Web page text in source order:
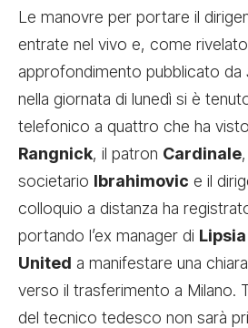
Le manovre per portare il
entrate nel vivo e, come
approfondimento pubblicato da
nella giornata di lunedì si è
telefonico a quattro che ha
Rangnick, il patron Cardinale
societario Ibrahimovic e il
colloquio a distanza ha
portando l’ex manager di Lipsia
United a manifestare una
verso il trasferimento a Milano.
del tecnico tedesco non sarà